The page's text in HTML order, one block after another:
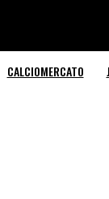
CALCIOMERCATO